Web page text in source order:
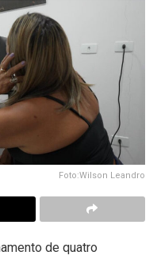
Foto:Wilson Leandro
de quatro